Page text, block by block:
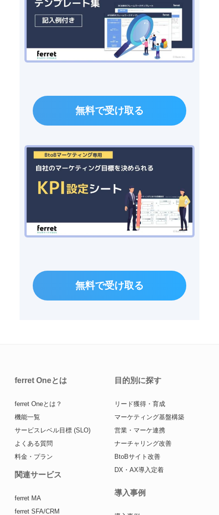
無料で受け取る
無料で受け取る
ferret Oneとは
ferret Oneとは？
機能一覧
サービスレベル目標 (SLO)
よくある質問
料金・プラン
関連サービス
ferret MA
ferret SFA/CRM
目的別に探す
リード獲得・育成
マーケティング基盤構築
営業・マーケ連携
ナーチャリング改善
BtoBサイト改善
DX・AX導入定着
導入事例